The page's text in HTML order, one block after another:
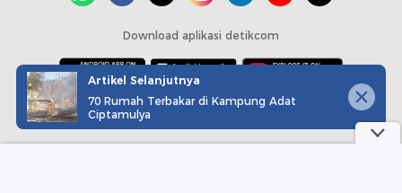
Download aplikasi detikcom
Copyright @ 2026 detikcom, All right reserved
Artikel Selanjutnya
70 Rumah Terbakar di Kampung Adat
Ciptamulya